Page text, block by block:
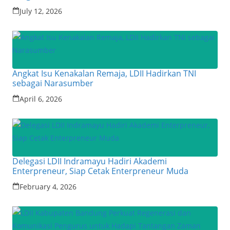
July 12, 2026
Angkat Isu Kenakalan Remaja, LDII Hadirkan TNI
sebagai Narasumber
April 6, 2026
Delegasi LDII Indramayu Hadiri Akademi
Enterpreneur, Siap Cetak Enterpreneur Muda
February 4, 2026